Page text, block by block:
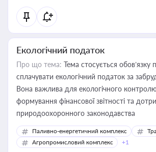
Екологічний податок
Про що тема: Тема стосується обов’язку
сплачувати екологічний податок за
Вона важлива для екологічного контролю
формування фінансової звітності та
природоохоронного законодавства
Паливно-енергетичний комплекс
Агропромисловий комплекс
+1